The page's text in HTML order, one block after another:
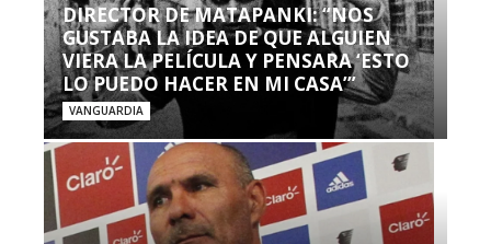
DIRECTOR DE MATAPANKI: “NOS
GUSTABA LA IDEA DE QUE ALGUIEN
VIERA LA PELÍCULA Y PENSARA ‘ESTO
LO PUEDO HACER EN MI CASA’”
VANGUARDIA